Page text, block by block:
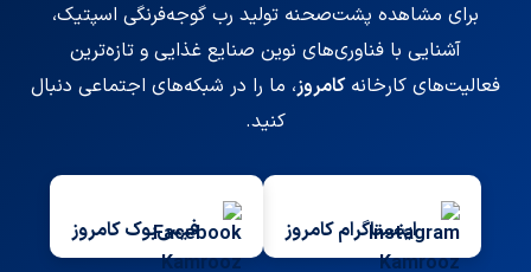
برای مشاهده پشت‌صحنه تولید رب گوجه‌فرنگی اسپتیک،
آشنایی با فناوری‌های نوین صنایع غذایی و تازه‌ترین
فعالیت‌های کارخانهکامروز، ما را در شبکه‌های اجتماعی دنبال
کنید.
اینستاگرام کامروز فیس‌بوک کامروز